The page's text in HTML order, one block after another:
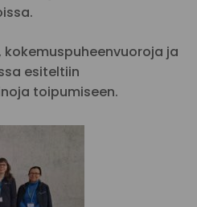
ja
esiteltiin
toipumiseen.